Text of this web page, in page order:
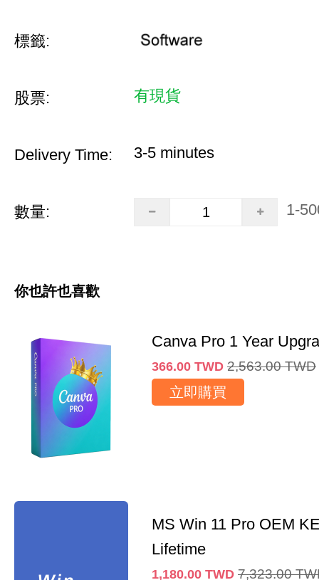
標籤:
股票: 有現貨
Delivery Time: 3-5 minutes
數量: 1-
你也許也喜歡
Canva Pro 1 Year
366.00 TWD 2,563.00 TWD
立即購買
MS Win 11 Pro OEM
Lifetime
1,180.00 TWD 7,323.00